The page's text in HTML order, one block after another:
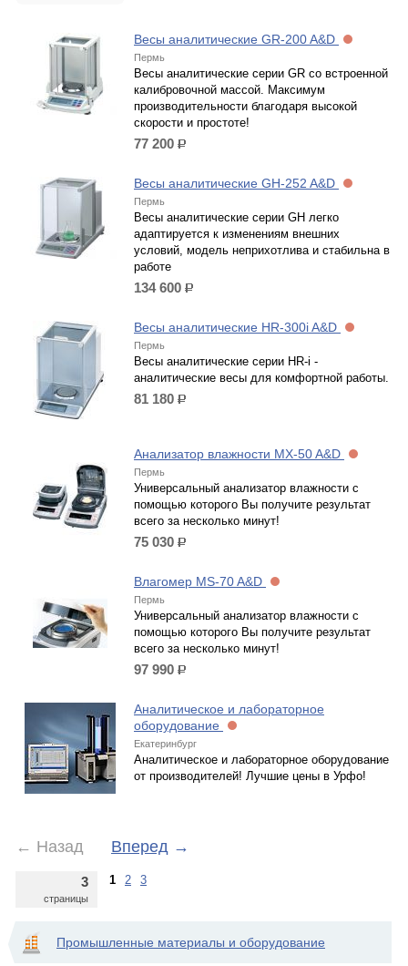
Весы аналитические GR-200 A&D
Пермь
Весы аналитические серии GR cо встроенной
калибровочной массой. Максимум
производительности благодаря высокой
скорости и простоте!
77 200 р.
Весы аналитические GH-252 A&D
Пермь
Весы аналитические серии GH легко
адаптируется к изменениям внешних
условий, модель неприхотлива и стабильна в
работе
134 600 р.
Весы аналитические HR-300i A&D
Пермь
Весы аналитические серии HR-i -
аналитические весы для комфортной работы.
81 180 р.
Анализатор влажности MX-50 A&D
Пермь
Универсальный анализатор влажности с
помощью которого Вы получите результат
всего за несколько минут!
75 030 р.
Влагомер MS-70 A&D
Пермь
Универсальный анализатор влажности с
помощью которого Вы получите результат
всего за несколько минут!
97 990 р.
Аналитическое и лабораторное
оборудование
Екатеринбург
Аналитическое и лабораторное оборудование
от производителей! Лучшие цены в Урфо!
← Назад Вперед →
3
страницы
1 2 3
Промышленные материалы и оборудование